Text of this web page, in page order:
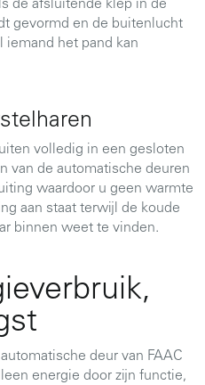
de afsluitende klep in de
gevormd en de buitenlucht
het pand kan
volledig in een gesloten
van de automatische deuren
waardoor u geen warmte
aan staat terwijl de koude
binnen weet te vinden.
deur van FAAC
energie door zijn functie,